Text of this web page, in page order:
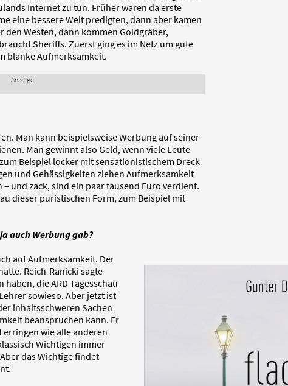
Internet zu tun. Früher waren da erste
eine bessere Welt predigten, dann aber kamen
den Westen, dann kommen Goldgräber,
Sheriffs. Zuerst ging es im Netz um gute
blanke Aufmerksamkeit.
Man kann beispielsweise Werbung auf seiner
Man gewinnt also Geld, wenn viele Leute
Beispiel locker mit sensationistischem Dreck
und Gehässigkeiten ziehen Aufmerksamkeit
und zack, sind ein paar tausend Euro verdient.
dieser puristischen Form, zum Beispiel mit
auch Werbung gab?
auf Aufmerksamkeit. Der
Reich-Ranicki sagte
die ARD Tagesschau
sowieso. Aber jetzt ist
inhaltsschweren Sachen
beanspruchen kann. Er
erringen wie alle anderen
Wichtigen immer
das Wichtige findet